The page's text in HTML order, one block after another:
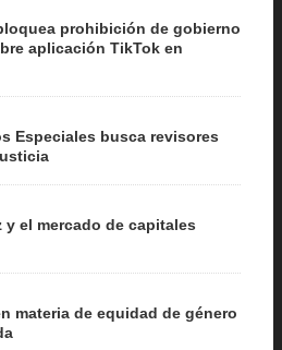
prohibición de gobierno
aplicación TikTok en
Especiales busca revisores
el mercado de capitales
materia de equidad de género